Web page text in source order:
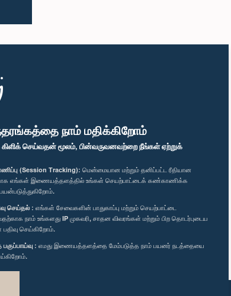
நாம் மதிக்கிறோம்
செய்வதன் மூலம், பின்வருவனவற்றை நீங்கள் ஏற்றுக்
(Session Tracking): மென்மையான மற்றும் தனிப்பட்ட ரீதியான
எங்கள் இணையத்தளத்தில் உங்கள் செயற்பாட்டைக் கண்காணிக்க
செய்தல் : எங்கள் சேவைகளின் பாதுகாப்பு மற்றும் செயற்பாட்டை
நாம் உங்களது IP முகவரி, சாதன விவரங்கள் மற்றும் பிற தொடர்புடைய
செய்கிறோம்.
: எமது இணையத்தளத்தை மேம்படுத்த நாம் பயனர் நடத்தையை